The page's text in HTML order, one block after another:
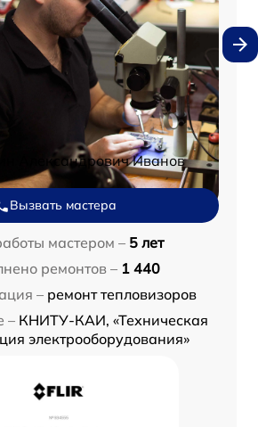
Александрович Иванов
Вызвать мастера
мастером – 5 лет
ремонтов – 1 440
– ремонт тепловизоров
– КНИТУ-КАИ, «Техническая
электрооборудования»